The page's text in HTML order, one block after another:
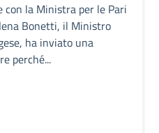
con la Ministra per le Pari
Bonetti, il Ministro
ha inviato una
perché...